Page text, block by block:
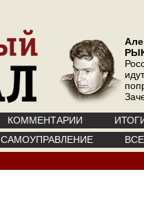
КОММЕНТАРИИ
САМОУПРАВЛЕНИЕ